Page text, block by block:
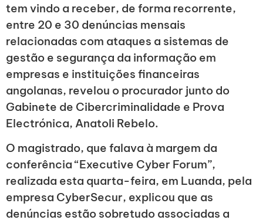
tem vindo a receber, de forma recorrente,
entre 20 e 30 denúncias mensais
relacionadas com ataques a sistemas de
gestão e segurança da informação em
empresas e instituições financeiras
angolanas, revelou o procurador junto do
Gabinete de Cibercriminalidade e Prova
Electrónica, Anatoli Rebelo.
O magistrado, que falava à margem da
conferência “Executive Cyber Forum”,
realizada esta quarta-feira, em Luanda, pela
empresa CyberSecur, explicou que as
denúncias estão sobretudo associadas a